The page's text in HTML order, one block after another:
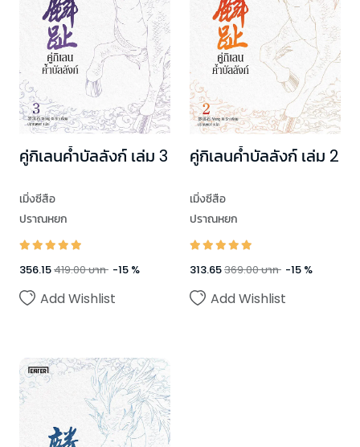
คู่กิเลนค้ำบัลลังก์ เล่ม 3
เมิ่งซีสือ
ปราณหยก
356.15419.00บาท -15 %
Add Wishlist
คู่กิเลนค้ำบัลลังก์ เล่ม 2
เมิ่งซีสือ
ปราณหยก
313.65369.00บาท -15 %
Add Wishlist